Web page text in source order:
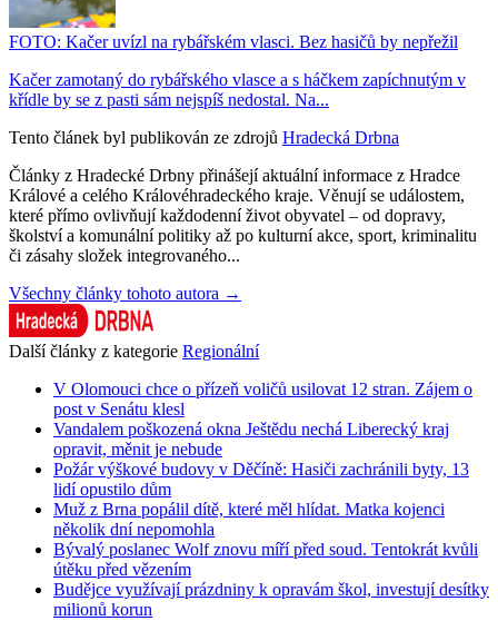
FOTO: Kačer uvízl na rybářském vlasci. Bez hasičů by nepřežil
Kačer zamotaný do rybářského vlasce a s háčkem zapíchnutým v
křídle by se z pasti sám nejspíš nedostal. Na...
Tento článek byl publikován ze zdrojů Hradecká Drbna
Články z Hradecké Drbny přinášejí aktuální informace z Hradce
Králové a celého Královéhradeckého kraje. Věnují se událostem,
které přímo ovlivňují každodenní život obyvatel – od dopravy,
školství a komunální politiky až po kulturní akce, sport, kriminalitu
či zásahy složek integrovaného...
Všechny články tohoto autora →
Další články z kategorie Regionální
V Olomouci chce o přízeň voličů usilovat 12 stran. Zájem o
post v Senátu klesl
Vandalem poškozená okna Ještědu nechá Liberecký kraj
opravit, měnit je nebude
Požár výškové budovy v Děčíně: Hasiči zachránili byty, 13
lidí opustilo dům
Muž z Brna popálil dítě, které měl hlídat. Matka kojenci
několik dní nepomohla
Bývalý poslanec Wolf znovu míří před soud. Tentokrát kvůli
útěku před vězením
Budějce využívají prázdniny k opravám škol, investují desítky
milionů korun